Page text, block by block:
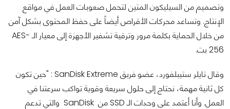
وتصميم من السيليكون المتين لتحمل صعوبات العمل في مواقع
الإنتاج. وتساعد محركات الأقراص أيضاً على حفظ المحتوى بشكل آمن
من خلال الحماية بكلمة مرور وترقية تشفير الأجهزة إلى معيار الـ AES-
256 بت.
وقال تايلر ستيبلفورد، عضو فريق SanDisk Extreme : "حين تكون
كل ثانية مهمة، نحتاج إلى حلول سريعة وقوية تواكب سرعتنا في
العمل. وأنا أعتمد على وحدات الـ SSD من SanDisk والتي تدعم